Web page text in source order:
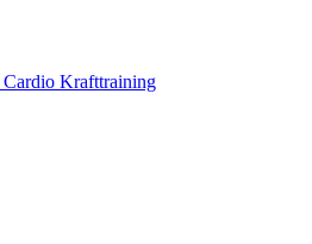
Cardio Krafttraining